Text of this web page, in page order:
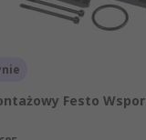
Festo